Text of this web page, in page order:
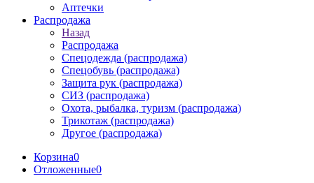
Аптечки
Распродажа
Назад
Распродажа
Спецодежда (распродажа)
Спецобувь (распродажа)
Защита рук (распродажа)
СИЗ (распродажа)
Охота, рыбалка, туризм (распродажа)
Трикотаж (распродажа)
Другое (распродажа)
Корзина0
Отложенные0